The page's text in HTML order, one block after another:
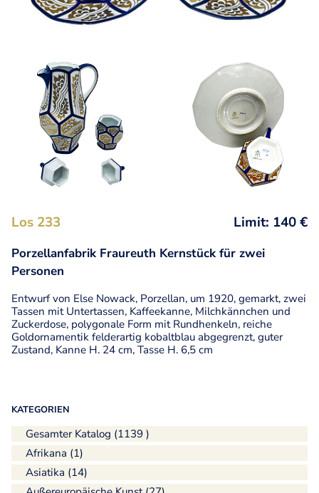
KATEGORIEN
Gesamter Katalog (1139 )
Afrikana (1)
Asiatika (14)
Los 233 Limit: 140 €
Porzellanfabrik Fraureuth Kernstück für zwei
Personen
Entwurf von Else Nowack, Porzellan, um 1920, gemarkt, zwei
Tassen mit Untertassen, Kaffeekanne, Milchkännchen und
Zuckerdose, polygonale Form mit Rundhenkeln, reiche
Goldornamentik felderartig kobaltblau abgegrenzt, guter
Zustand, Kanne H. 24 cm, Tasse H. 6,5 cm